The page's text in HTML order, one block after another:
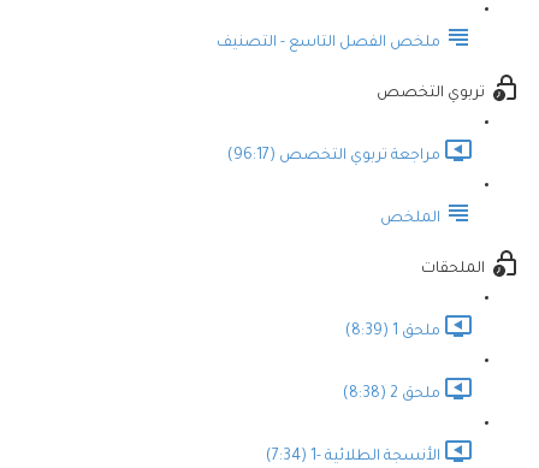
ملخص الفصل التاسع - التصنيف
تربوي التخصص
مراجعة تربوي التخصص (96:17)
الملخص
الملحقات
ملحق 1 (8:39)
ملحق 2 (8:38)
الأنسجة الطلائية -1 (7:34)